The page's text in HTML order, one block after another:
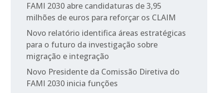
FAMI 2030 abre candidaturas de 3,95
milhões de euros para reforçar os CLAIM
Novo relatório identifica áreas estratégicas
para o futuro da investigação sobre
migração e integração
Novo Presidente da Comissão Diretiva do
FAMI 2030 inicia funções